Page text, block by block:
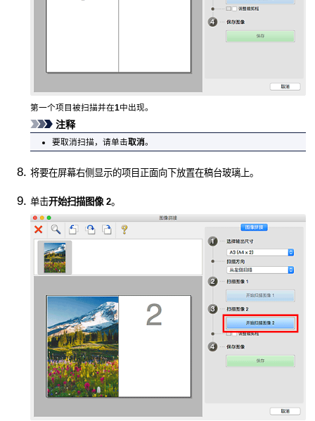
第一个项目被扫描并在1中出现。
注释
要取消扫描，请单击取消。
将要在屏幕右侧显示的项目正面向下放置在稿台玻璃上。
单击开始扫描图像 2。